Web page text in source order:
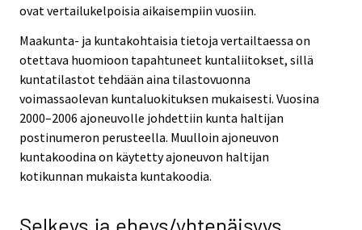
ovat vertailukelpoisia aikaisempiin vuosiin.
Maakunta- ja kuntakohtaisia tietoja vertailtaessa on
otettava huomioon tapahtuneet kuntaliitokset, sillä
kuntatilastot tehdään aina tilastovuonna
voimassaolevan kuntaluokituksen mukaisesti. Vuosina
2000–2006 ajoneuvolle johdettiin kunta haltijan
postinumeron perusteella. Muulloin ajoneuvon
kuntakoodina on käytetty ajoneuvon haltijan
kotikunnan mukaista kuntakoodia.
Selkeys ja eheys/yhtenäisyys